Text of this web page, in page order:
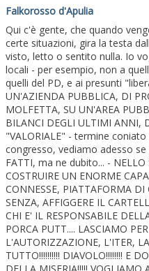
Falkorosso d'Apulia
Qui c'è gente, che quando
certe situazioni, gira la testa
visto, letto o sentito nulla. Io
locali - per esempio, non a
quelli del PD, e ai presunti
UN'AZIENDA PUBBLICA, DI
MOLFETTA, SU UN'AREA
BILANCI DEGLI ULTIMI ANNI,
"VALORIALE" - termine
congresso, vediamo adesso
FATTI, ma ne dubito... -
COSTRUIRE UN ENORME
CONNESSE, PIATTAFORMA DI
SENZA, AFFIGGERE IL
CHI E' IL RESPONSABILE
PORCA PUTT.... LASCIAMO
L'AUTORIZZAZIONE, L'ITER,
TUTTO!!!!!!!!!! DIAVOLO!!!!!!!! E
DELLA MISERIA!!!!! VOGLIAMO